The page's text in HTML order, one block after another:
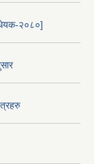
२०८०]